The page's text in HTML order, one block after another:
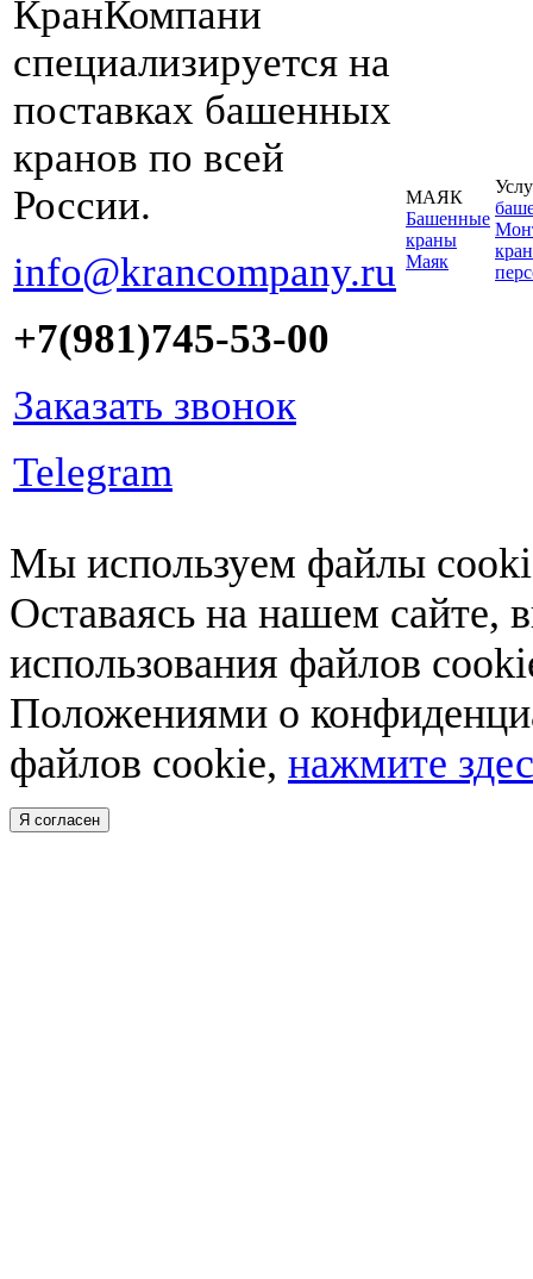
КранКомпани
специализируется на
поставках башенных
кранов по всей
России.
info@krancompany.ru
+7(981)745-53-00
Заказать звонок
Telegram
МАЯК
Башенные
краны
Маяк
Мы используем файлы
Оставаясь на нашем сайте,
использования файлов
Положениями о
файлов cookie, нажмите
Я согласен